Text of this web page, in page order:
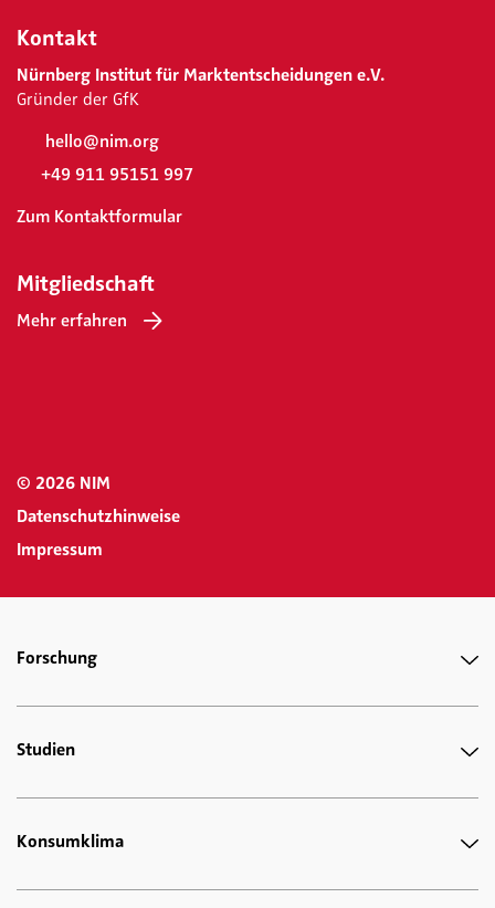
Kontakt
Nürnberg Institut für Marktentscheidungen e.V.
Gründer der GfK
hello@nim.org
+49 911 95151 997
Zum Kontaktformular
Mitgliedschaft
Mehr erfahren
© 2026 NIM
Datenschutzhinweise
Impressum
Forschung
Studien
Konsumklima